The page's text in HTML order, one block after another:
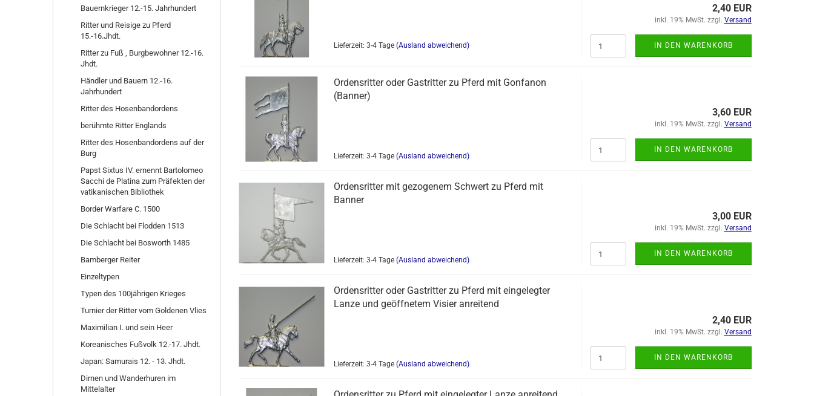
Lieferzeit: 3-4 Tage (Ausland abweichend)
2,40 EUR
inkl. 19% MwSt. zzgl. Versand
IN DEN WARENKORB
Ordensritter oder Gastritter zu Pferd mit Gonfanon
(Banner)
Lieferzeit: 3-4 Tage (Ausland abweichend)
3,60 EUR
inkl. 19% MwSt. zzgl. Versand
IN DEN WARENKORB
Ordensritter mit gezogenem Schwert zu Pferd mit
Banner
Lieferzeit: 3-4 Tage (Ausland abweichend)
3,00 EUR
inkl. 19% MwSt. zzgl. Versand
IN DEN WARENKORB
Ordensritter oder Gastritter zu Pferd mit eingelegter
Lanze und geöffnetem Visier anreitend
Lieferzeit: 3-4 Tage (Ausland abweichend)
2,40 EUR
inkl. 19% MwSt. zzgl. Versand
IN DEN WARENKORB
Bauernkrieger 12.-15. Jahrhundert
Ritter und Reisige zu Pferd
15.-16.Jhdt.
Ritter zu Fuß , Burgbewohner 12.-16.
Jhdt.
Händler und Bauern 12.-16.
Jahrhundert
Ritter des Hosenbandordens
berühmte Ritter Englands
Ritter des Hosenbandordens auf der
Burg
Papst Sixtus IV. ernennt Bartolomeo
Sacchi de Platina zum Präfekten der
vatikanischen Bibliothek
Border Warfare C. 1500
Die Schlacht bei Flodden 1513
Die Schlacht bei Bosworth 1485
Bamberger Reiter
Einzeltypen
Typen des 100jährigen Krieges
Turnier der Ritter vom Goldenen Vlies
Maximilian I. und sein Heer
Koreanisches Fußvolk 12.-17. Jhdt.
Japan: Samurais 12. - 13. Jhdt.
Dirnen und Wanderhuren im
Mittelalter